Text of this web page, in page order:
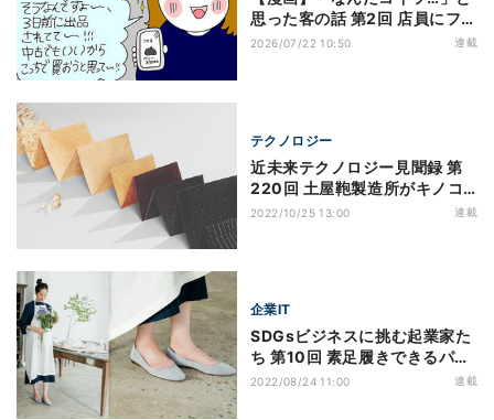
思った客の話 第2回 店員にフリ
マサイトの画面を見せて…アパ
2026/07/22 10:50 連載
テクノロジー
近未来テクノロジー見聞録 第
220回 土屋鞄製造所がキノコ
菌糸体由来の素材「Mylo」を
2022/10/25 13:00 連載
企業IT
SDGsビジネスに挑む起業家た
ち 第10回 素足履きできるパン
プスの素材は糸!靴ブランド
2022/08/24 11:00 連載